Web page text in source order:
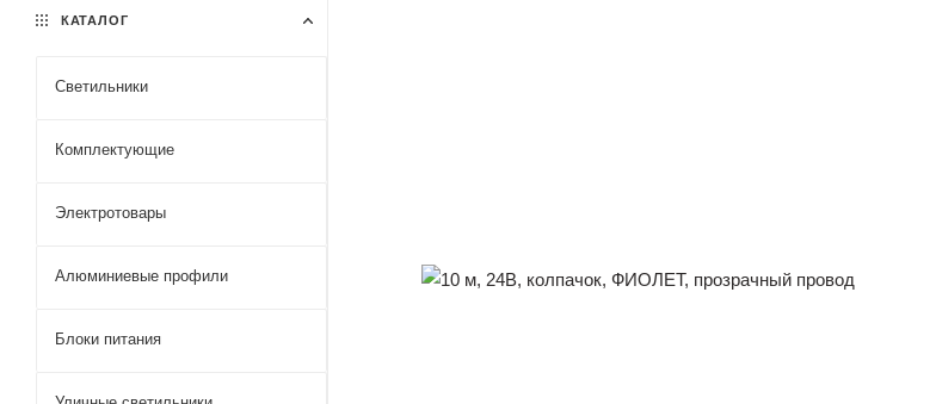
КАТАЛОГ
Светильники
Комплектующие
Электротовары
Алюминиевые профили
Блоки питания